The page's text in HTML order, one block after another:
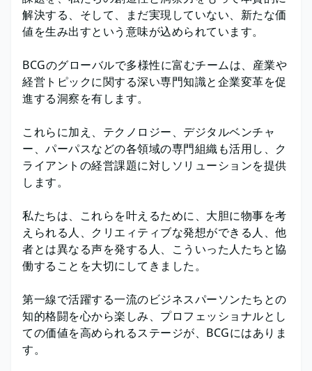
解決する、そして、まだ実現していない、新たな価
値を生み出すという意味が込められています。
BCGのグローバルで多様性に富むチームは、産業や
経営トピックに関する深い専門知識と企業変革を促
進する洞察を有します。
これらに加え、テクノロジー、デジタルベンチャ
ー、パーパスなどの各領域の専門組織も活用し、ク
ライアントの経営課題に対しソリューションを提供
します。
私たちは、これらを叶えるために、大胆に物事を考
えられる人、クリエィティブな発想ができる人、他
者とは異なる声を発する人、こういった人たちと協
働することを大切にしてきました。
第一線で活躍する一流のビジネスパーソンたちとの
知的格闘を心から楽しみ、プロフェッショナルとし
ての価値を高められるステージが、BCGにはありま
す。